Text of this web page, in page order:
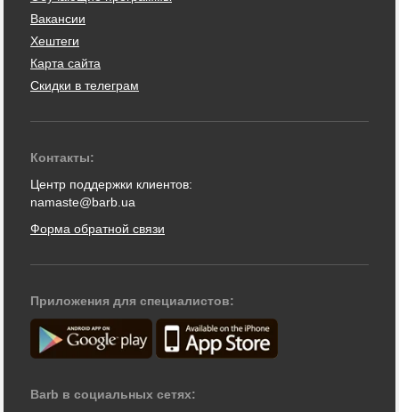
Вакансии
Хештеги
Карта сайта
Скидки в телеграм
Контакты:
Центр поддержки клиентов:
namaste@barb.ua
Форма обратной связи
Приложения для специалистов:
Barb в социальных сетях: